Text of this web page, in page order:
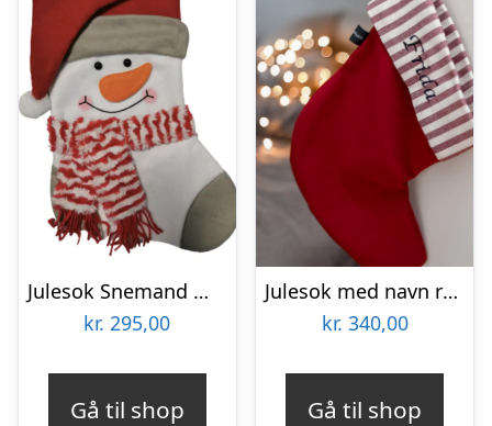
Julesok Snemand med navn
kr. 295,00
Gå til shop
Julesok med navn røde striber
kr. 340,00
Gå til shop